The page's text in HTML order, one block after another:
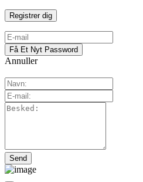
Annuller